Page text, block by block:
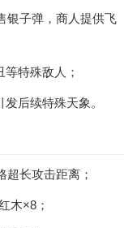
银子弹，商人提供飞
特殊敌人；
后续特殊天象。
超长攻击距离；
木×8；